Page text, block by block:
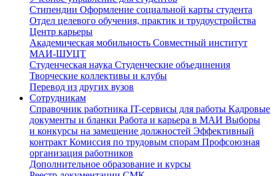
Стипендии Оформление социальной карты студента
Отдел целевого обучения, практик и трудоустройства
Центр карьеры
Академическая мобильность Совместный институт
МАИ-ШУЦТ
Студенческая наука Студенческие объединения
Творческие коллективы и клубы
Перевод из других вузов
Сотрудникам
Cправочник работника IT-сервисы для работы Кадровые
документы и бланки Работа и карьера в МАИ Выборы
и конкурсы на замещение должностей Эффективный
контракт Комиссия по трудовым спорам Профсоюзная
организация работников
Дополнительное образование и курсы